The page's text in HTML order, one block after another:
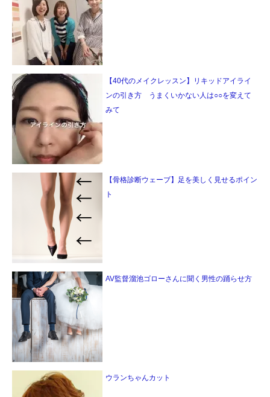
【40代のメイクレッスン】リキッドアイライ
ンの引き方 うまくいかない人は○○を変えて
みて
【骨格診断ウェーブ】足を美しく見せるポイン
ト
AV監督溜池ゴローさんに聞く男性の踊らせ方
ウランちゃんカット